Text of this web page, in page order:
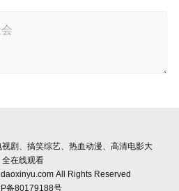
剧、搞笑综艺、热血动漫、高清电影大
全在线观看
All Rights Reserved
备80179188号